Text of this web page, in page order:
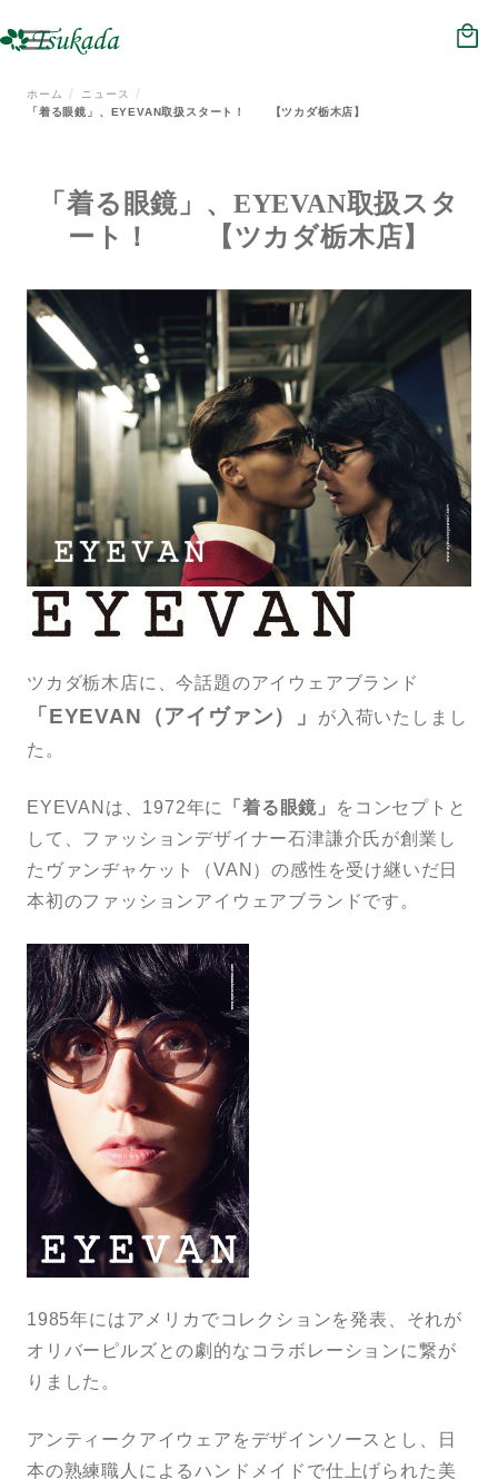
メガネ
時計
補聴器
会社概要
店舗情報
リクルート
トンプキンス
LINEで問い合わせ
ホーム
ニュース
「着る眼鏡」、EYEVAN取扱スタート！ 【ツカダ栃木店】
「着る眼鏡」、EYEVAN取扱スタ
ート！ 【ツカダ栃木店】
ツカダ栃木店に、今話題のアイウェアブランド
「EYEVAN（アイヴァン）」
が入荷いたしまし
た。
EYEVANは、1972年に 「着る眼鏡」
をコンセプトと
して、ファッションデザイナー石津謙介氏が創業し
たヴァンヂャケット（VAN）の感性を受け継いだ日
本初のファッションアイウェアブランドです。
1985年にはアメリカでコレクションを発表、それが
オリバーピルズとの劇的なコラボレーションに繋が
りました。
アンティークアイウェアをデザインソースとし、日
本の熟練職人によるハンドメイドで仕上げられた美